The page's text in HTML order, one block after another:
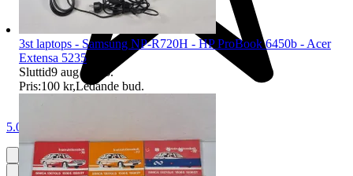
5.0
3st laptops - Samsung NP-R720H - HP ProBook 6450b - Acer
Extensa 5235
Sluttid9 aug 18:06.
Pris:100 kr,Ledande bud.